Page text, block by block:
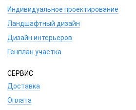
Индивидуальное проектирование
Ландшафтный дизайн
Дизайн интерьеров
Генплан участка
СЕРВИС
Доставка
Оплата